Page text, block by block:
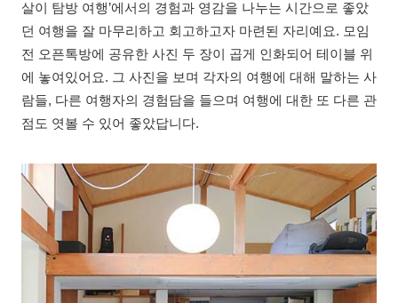
살이 탐방 여행’에서의 경험과 영감을 나누는 시간으로 좋았
던 여행을 잘 마무리하고 회고하고자 마련된 자리예요. 모임
전 오픈톡방에 공유한 사진 두 장이 곱게 인화되어 테이블 위
에 놓여있어요. 그 사진을 보며 각자의 여행에 대해 말하는 사
람들, 다른 여행자의 경험담을 들으며 여행에 대한 또 다른 관
점도 엿볼 수 있어 좋았답니다.